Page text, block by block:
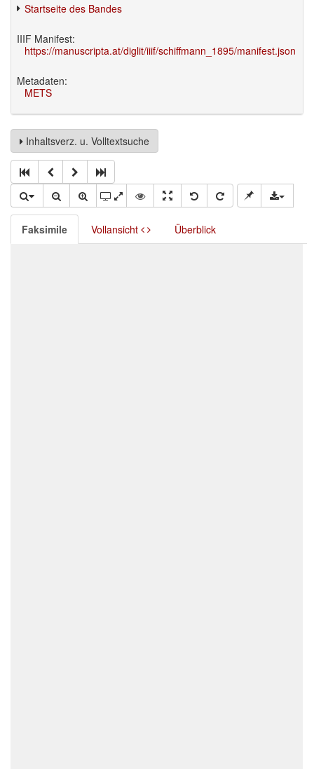
Startseite des Bandes
IIIF Manifest:
https://manuscripta.at/diglit/iiif/schiffmann_1895/manifest.json
Metadaten:
METS
Inhaltsverz. u. Volltextsuche
Faksimile Vollansicht Überblick